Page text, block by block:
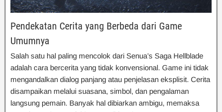
Pendekatan Cerita yang Berbeda dari Game
Umumnya
Salah satu hal paling mencolok dari Senua’s Saga Hellblade
adalah cara bercerita yang tidak konvensional. Game ini tidak
mengandalkan dialog panjang atau penjelasan eksplisit. Cerita
disampaikan melalui suasana, simbol, dan pengalaman
langsung pemain. Banyak hal dibiarkan ambigu, memaksa